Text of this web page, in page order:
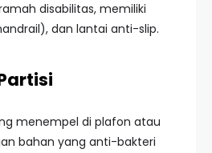
disabilitas, memiliki
dan lantai anti-slip.
menempel di plafon atau
bahan yang anti-bakteri